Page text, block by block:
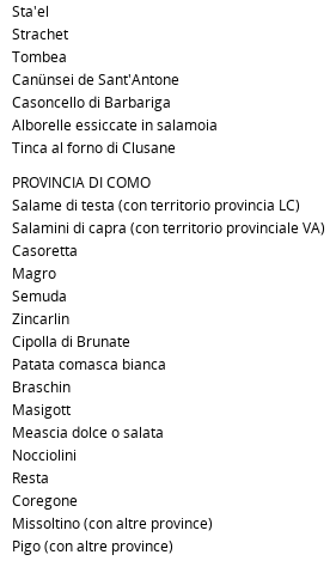
Sta'el
Strachet
Tombea
Canünsei de Sant'Antone
Casoncello di Barbariga
Alborelle essiccate in salamoia
Tinca al forno di Clusane
PROVINCIA DI COMO
Salame di testa (con territorio provincia LC)
Salamini di capra (con territorio provinciale VA)
Casoretta
Magro
Semuda
Zincarlin
Cipolla di Brunate
Patata comasca bianca
Braschin
Masigott
Meascia dolce o salata
Nocciolini
Resta
Coregone
Missoltino (con altre province)
Pigo (con altre province)